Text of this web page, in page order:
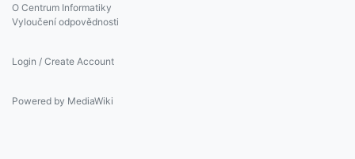
O Centrum Informatiky
Vyloučení odpovědnosti
Login / Create Account
Powered by MediaWiki